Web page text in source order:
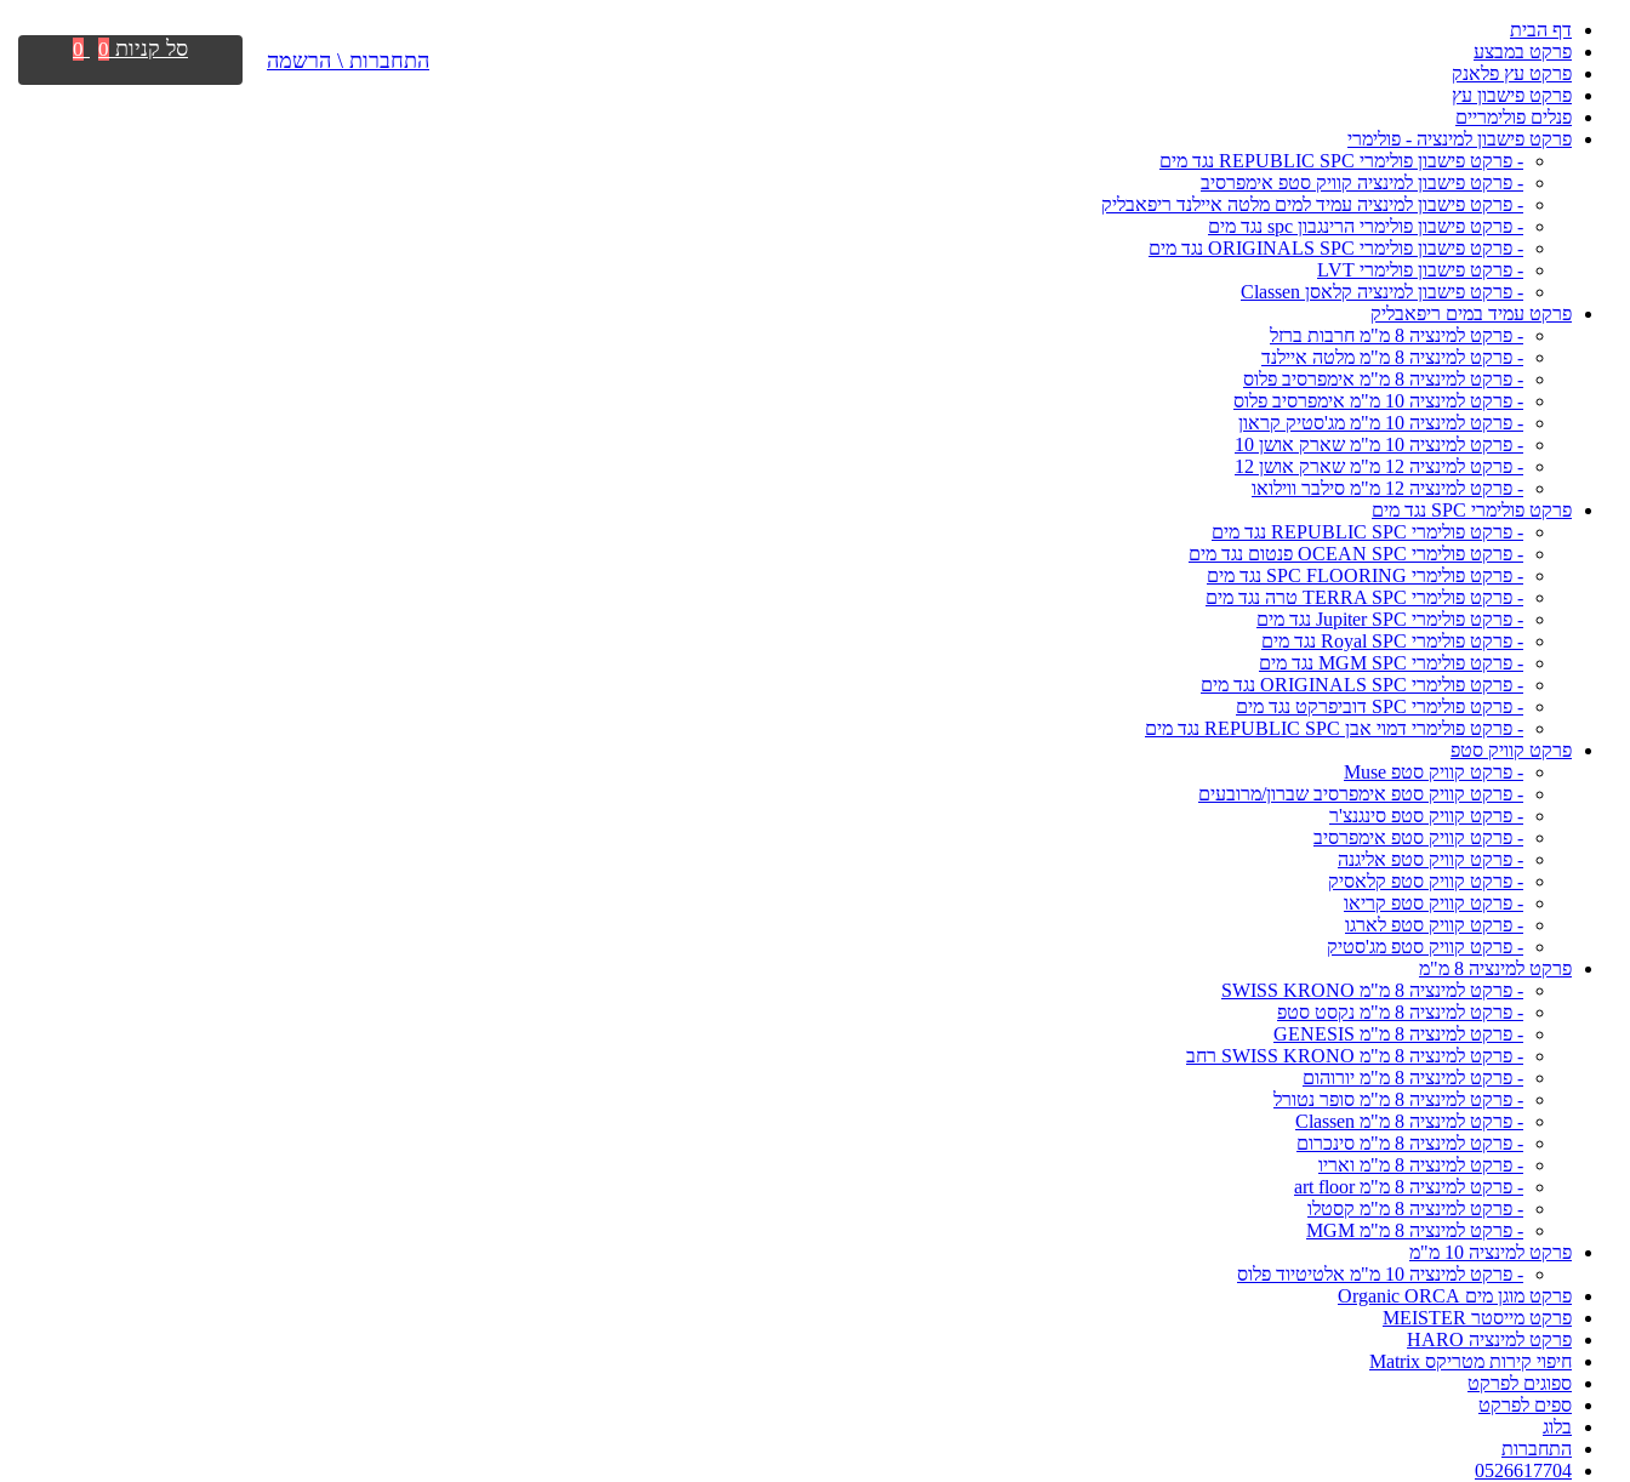
דף הבית
פרקט במבצע
פרקט עץ פלאנק
פרקט פישבון עץ
פנלים פולימריים
פרקט פישבון למינציה - פולימרי
- פרקט פישבון פולימרי REPUBLIC SPC נגד מים
- פרקט פישבון למינציה קוויק סטפ אימפרסיב
- פרקט פישבון למינציה עמיד למים מלטה איילנד ריפאבליק
- פרקט פישבון פולימרי הרינגבון spc נגד מים
- פרקט פישבון פולימרי ORIGINALS SPC נגד מים
- פרקט פישבון פולימרי LVT
- פרקט פישבון למינציה קלאסן Classen
פרקט עמיד במים ריפאבליק
- פרקט למינציה 8 מ"מ חרבות ברזל
- פרקט למינציה 8 מ"מ מלטה איילנד
- פרקט למינציה 8 מ"מ אימפרסיב פלוס
- פרקט למינציה 10 מ"מ אימפרסיב פלוס
- פרקט למינציה 10 מ"מ מג'סטיק קראון
- פרקט למינציה 10 מ"מ שארק אושן 10
- פרקט למינציה 12 מ"מ שארק אושן 12
- פרקט למינציה 12 מ"מ סילבר ווילואו
פרקט פולימרי SPC נגד מים
- פרקט פולימרי REPUBLIC SPC נגד מים
- פרקט פולימרי OCEAN SPC פנטום נגד מים
- פרקט פולימרי SPC FLOORING נגד מים
- פרקט פולימרי TERRA SPC טרה נגד מים
- פרקט פולימרי Jupiter SPC נגד מים
- פרקט פולימרי Royal SPC נגד מים
- פרקט פולימרי MGM SPC נגד מים
- פרקט פולימרי ORIGINALS SPC נגד מים
- פרקט פולימרי SPC דוביפרקט נגד מים
- פרקט פולימרי דמוי אבן REPUBLIC SPC נגד מים
פרקט קוויק סטפ
- פרקט קוויק סטפ Muse
- פרקט קוויק סטפ אימפרסיב שברון/מרובעים
- פרקט קוויק סטפ סינגנצ'ר
- פרקט קוויק סטפ אימפרסיב
- פרקט קוויק סטפ אליגנה
- פרקט קוויק סטפ קלאסיק
- פרקט קוויק סטפ קריאו
- פרקט קוויק סטפ לארגו
- פרקט קוויק סטפ מג'סטיק
פרקט למינציה 8 מ"מ
- פרקט למינציה 8 מ"מ SWISS KRONO
- פרקט למינציה 8 מ"מ נקסט סטפ
- פרקט למינציה 8 מ"מ GENESIS
- פרקט למינציה 8 מ"מ SWISS KRONO רחב
- פרקט למינציה 8 מ"מ יורוהום
- פרקט למינציה 8 מ"מ סופר נטורל
- פרקט למינציה 8 מ"מ Classen
- פרקט למינציה 8 מ"מ סינכרום
- פרקט למינציה 8 מ"מ ואריו
- פרקט למינציה 8 מ"מ art floor
- פרקט למינציה 8 מ"מ קסטלו
- פרקט למינציה 8 מ"מ MGM
פרקט למינציה 10 מ"מ
- פרקט למינציה 10 מ"מ אלטיטיוד פלוס
פרקט מוגן מים Organic ORCA
פרקט מייסטר MEISTER
פרקט למינציה HARO
חיפוי קירות מטריקס Matrix
ספוגים לפרקט
ספים לפרקט
בלוג
התחברות
0526617704
התחברות \ הרשמה סל קניות 0
0